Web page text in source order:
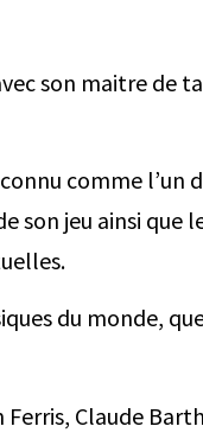
son maitre de
comme l’un
son jeu ainsi que
du monde,
Claude